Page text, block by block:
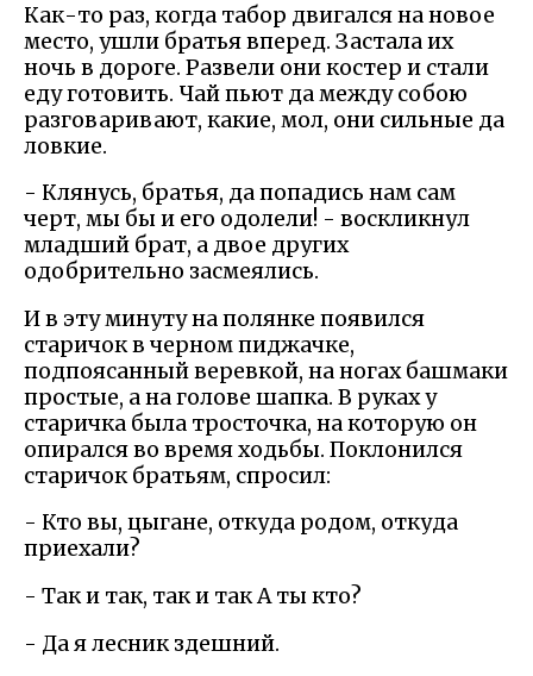
Как-то раз, когда табор двигался на новое
место, ушли братья вперед. Застала их
ночь в дороге. Развели они костер и стали
еду готовить. Чай пьют да между собою
разговаривают, какие, мол, они сильные да
ловкие.
- Клянусь, братья, да попадись нам сам
черт, мы бы и его одолели! - воскликнул
младший брат, а двое других
одобрительно засмеялись.
И в эту минуту на полянке появился
старичок в черном пиджачке,
подпоясанный веревкой, на ногах башмаки
простые, а на голове шапка. В руках у
старичка была тросточка, на которую он
опирался во время ходьбы. Поклонился
старичок братьям, спросил:
- Кто вы, цыгане, откуда родом, откуда
приехали?
- Так и так, так и так А ты кто?
- Да я лесник здешний.